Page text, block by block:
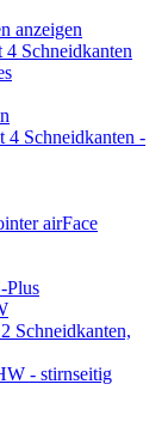
anzeigen
Schneidkanten
4 Schneidkanten -
airFace
Plus
Schneidkanten,
- stirnseitig